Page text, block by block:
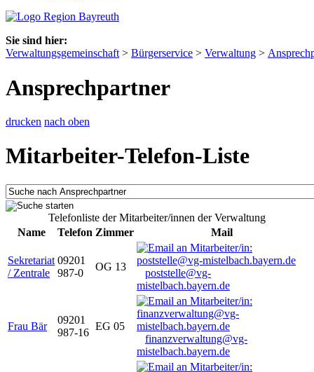
Sie sind hier:
Verwaltungsgemeinschaft > Bürgerservice > Verwaltung >
Ansprechpartner
drucken nach oben
Mitarbeiter-Telefon-Liste
Telefonliste der Mitarbeiter/innen der Verwaltung
Name
Telefon Zimmer Mail
Sekretariat
/ Zentrale
09201
987-0
OG 13
poststelle@vg-
mistelbach.bayern.de
Frau Bär
09201
987-16
EG 05
finanzverwaltung@vg-
mistelbach.bayern.de